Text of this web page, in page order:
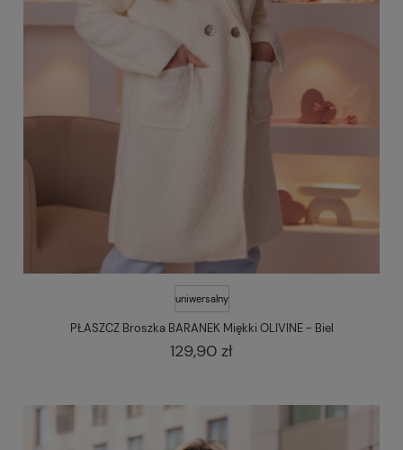
uniwersalny
PŁASZCZ Broszka BARANEK Miękki OLIVINE - Biel
129,90 zł